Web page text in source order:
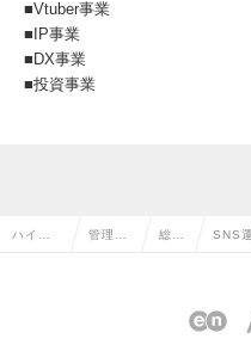
■Vtuber事業
■IP事業
■DX事業
■投資事業
ハイク 管理部 総務 SNS
万円